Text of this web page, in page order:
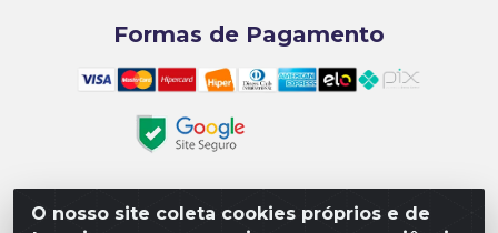
O nosso site coleta cookies próprios e de
Formas de Pagamento
Matriz R3 Suprimentos - Rua 14, Polo Empresarial Goiás